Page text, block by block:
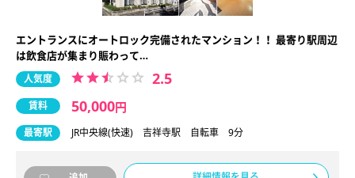
エントランスにオートロック完備されたマンション！！ 最寄り駅周辺
は飲食店が集まり賑わって…
人気度 2.5
賃料 50,000円
最寄駅 JR中央線(快速) 吉祥寺駅 自転車 9分